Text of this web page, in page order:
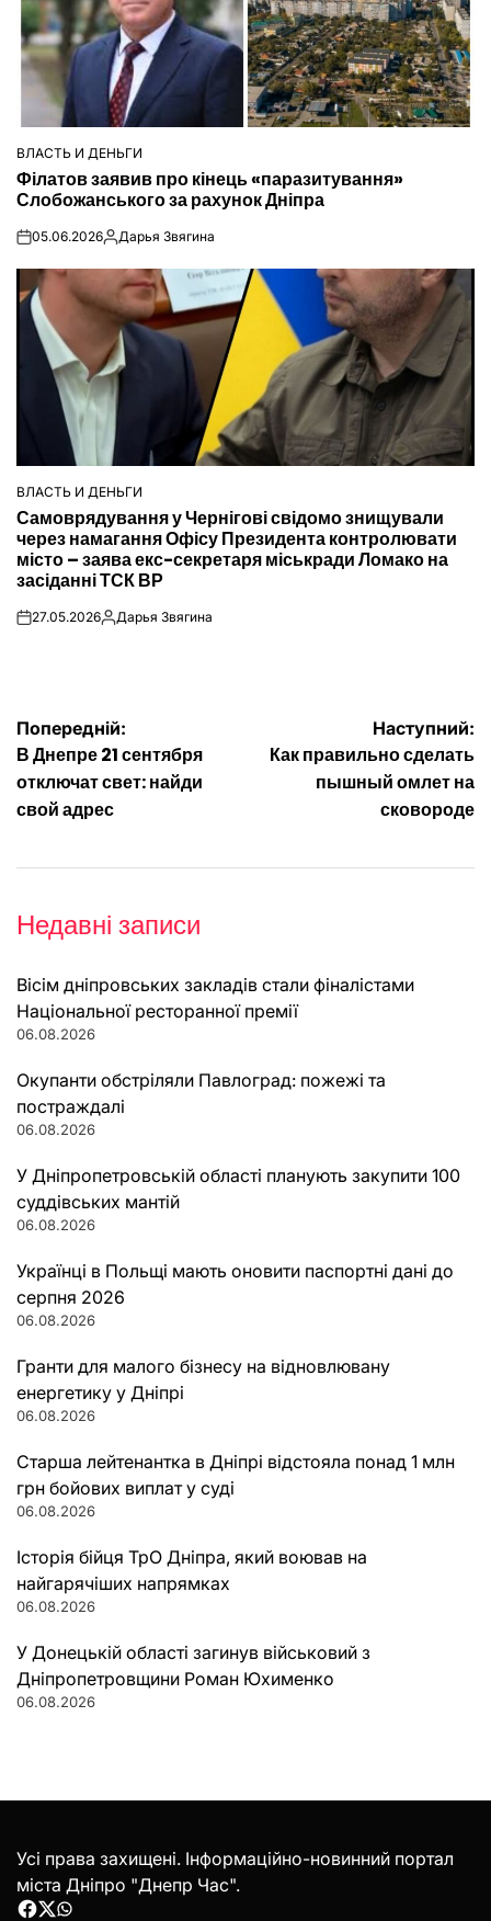
ОПУБЛІКУВАТИ
У
ВЛАСТЬ И ДЕНЬГИ
Філатов заявив про кінець «паразитування»
Слобожанського за рахунок Дніпра
on05.06.2026Опубліковано
Дарья Звягина
ОПУБЛІКУВАТИ
У
ВЛАСТЬ И ДЕНЬГИ
Самоврядування у Чернігові свідомо знищували
через намагання Офісу Президента контролювати
місто – заява екс-секретаря міськради Ломако на
засіданні ТСК ВР
on27.05.2026Опубліковано
Дарья Звягина
Навігація
записів
Попередній:
В Днепре 21 сентября
отключат свет: найди
свой адрес
Наступний:
Как правильно сделать
пышный омлет на
сковороде
Недавні записи
Вісім дніпровських закладів стали фіналістами
Національної ресторанної премії
06.08.2026
Окупанти обстріляли Павлоград: пожежі та
постраждалі
06.08.2026
У Дніпропетровській області планують закупити 100
суддівських мантій
06.08.2026
Українці в Польщі мають оновити паспортні дані до
серпня 2026
06.08.2026
Гранти для малого бізнесу на відновлювану
енергетику у Дніпрі
06.08.2026
Старша лейтенантка в Дніпрі відстояла понад 1 млн
грн бойових виплат у суді
06.08.2026
Історія бійця ТрО Дніпра, який воював на
найгарячіших напрямках
06.08.2026
У Донецькій області загинув військовий з
Дніпропетровщини Роман Юхименко
06.08.2026
Усі права захищені. Інформаційно-новинний портал
міста Дніпро "Днепр Час".